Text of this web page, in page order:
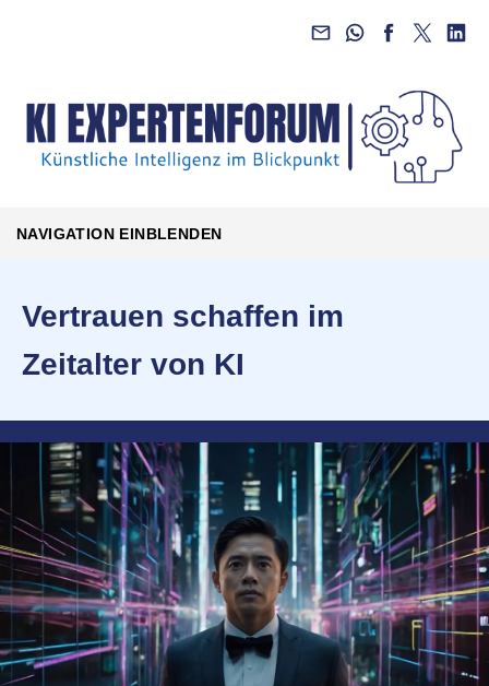
NAVIGATION EINBLENDEN
Vertrauen schaffen im
Zeitalter von KI